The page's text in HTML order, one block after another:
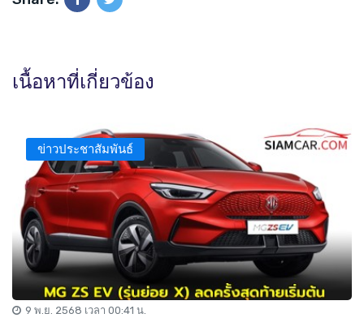
เนื้อหาที่เกี่ยวข้อง
ข่าวประชาสัมพันธ์
9 พ.ย. 2568 เวลา 00:41 น.